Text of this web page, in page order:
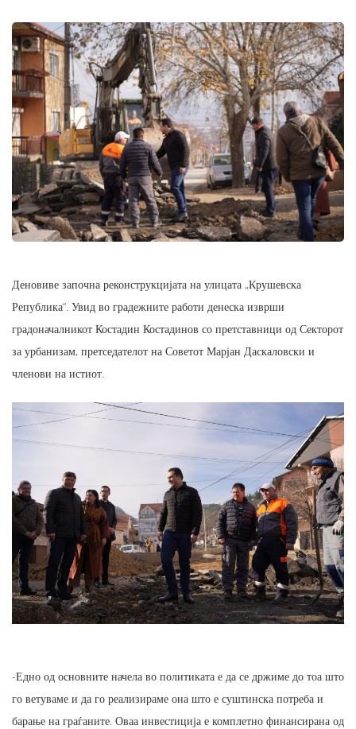
Деновиве започна реконструкцијата на улицата „Крушевска
Република“. Увид во градежните работи денеска изврши
градоначалникот Костадин Костадинов со претставници од Секторот
за урбанизам, претседателот на Советот Марјан Даскаловски и
членови на истиот.
-Едно од основните начела во политиката е да се држиме до тоа што
го ветуваме и да го реализираме она што е суштинска потреба и
барање на граѓаните. Оваа инвестиција е комплетно финансирана од